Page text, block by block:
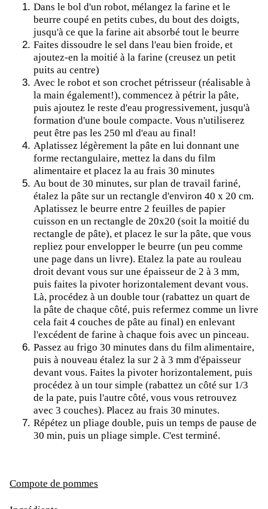
Dans le bol d'un robot, mélangez la farine et le
beurre coupé en petits cubes, du bout des doigts,
jusqu'à ce que la farine ait absorbé tout le beurre
Faites dissoudre le sel dans l'eau bien froide, et
ajoutez-en la moitié à la farine (creusez un petit
puits au centre)
Avec le robot et son crochet pétrisseur (réalisable à
la main également!), commencez à pétrir la pâte,
puis ajoutez le reste d'eau progressivement, jusqu'à
formation d'une boule compacte. Vous n'utiliserez
peut être pas les 250 ml d'eau au final!
Aplatissez légèrement la pâte en lui donnant une
forme rectangulaire, mettez la dans du film
alimentaire et placez la au frais 30 minutes
Au bout de 30 minutes, sur plan de travail fariné,
étalez la pâte sur un rectangle d'environ 40 x 20 cm.
Aplatissez le beurre entre 2 feuilles de papier
cuisson en un rectangle de 20x20 (soit la moitié du
rectangle de pâte), et placez le sur la pâte, que vous
repliez pour envelopper le beurre (un peu comme
une page dans un livre). Etalez la pate au rouleau
droit devant vous sur une épaisseur de 2 à 3 mm,
puis faites la pivoter horizontalement devant vous.
Là, procédez à un double tour (rabattez un quart de
la pâte de chaque côté, puis refermez comme un livre
cela fait 4 couches de pâte au final) en enlevant
l'excédent de farine à chaque fois avec un pinceau.
Passez au frigo 30 minutes dans du film alimentaire,
puis à nouveau étalez la sur 2 à 3 mm d'épaisseur
devant vous. Faites la pivoter horizontalement, puis
procédez à un tour simple (rabattez un côté sur 1/3
de la pate, puis l'autre côté, vous vous retrouvez
avec 3 couches). Placez au frais 30 minutes.
Répétez un pliage double, puis un temps de pause de
30 min, puis un pliage simple. C'est terminé.
Compote de pommes